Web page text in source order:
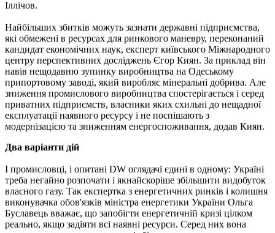
Іллічов.
Найбільших збитків можуть зазнати державні підприємства,
які обмежені в ресурсах для ринкового маневру, переконаний
кандидат економічних наук, експерт київського Міжнародного
центру перспективних досліджень Єгор Киян. За приклад він
навів нещодавню зупинку виробництва на Одеському
припортовому заводі, який виробляє мінеральні добрива. Але
зниження промислового виробництва спостерігається і серед
приватних підприємств, власники яких схильні до нещадної
експлуатації наявного ресурсу і не поспішають з
модернізацією та зниженням енергоспоживання, додав Киян.
Два варіанти дій
І промисловці, і опитані DW оглядачі єдині в одному: Україні
треба негайно розпочати і якнайскоріше збільшити видобуток
власного газу. Так експертка з енергетичних ринків і колишня
виконувачка обов'язків міністра енергетики України Ольга
Буславець вважає, що запобігти енергетичній кризі цілком
реально, якщо задіяти всі наявні ресурси. Серед них вона